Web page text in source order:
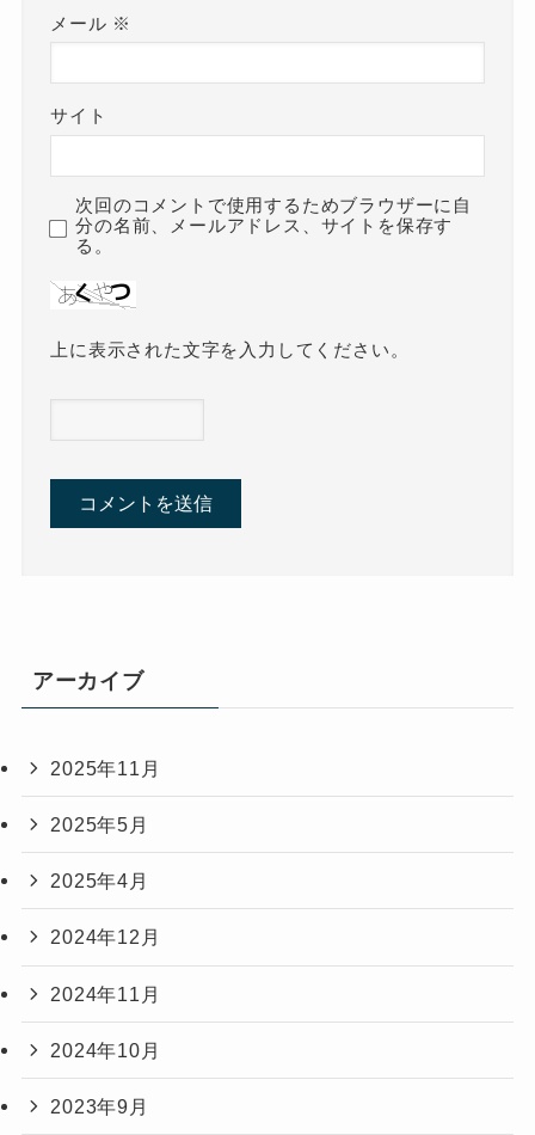
メール ※
サイト
次回のコメントで使用するためブラウザーに自
分の名前、メールアドレス、サイトを保存す
る。
上に表示された文字を入力してください。
アーカイブ
2025年11月
2025年5月
2025年4月
2024年12月
2024年11月
2024年10月
2023年9月